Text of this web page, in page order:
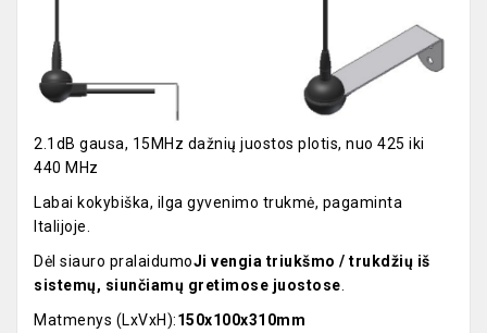
2.1dB gausa, 15MHz dažnių juostos plotis, nuo 425 iki
440 MHz
Labai kokybiška, ilga gyvenimo trukmė, pagaminta
Italijoje.
Dėl siauro pralaidumoJi vengia triukšmo / trukdžių iš
sistemų, siunčiamų gretimose juostose
Matmenys (LxVxH):150x100x310mm